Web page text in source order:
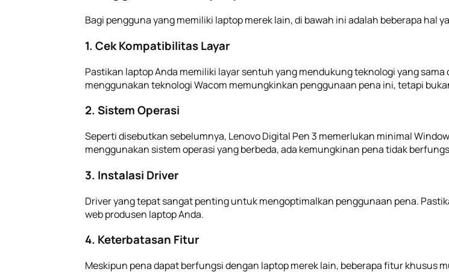
Bagi pengguna yang memiliki laptop merek lain, di bawah ini adalah beberapa hal
1. Cek Kompatibilitas Layar
Pastikan laptop Anda memiliki layar sentuh yang mendukung teknologi yang sama
menggunakan teknologi Wacom memungkinkan penggunaan pena ini, tetapi
2. Sistem Operasi
Seperti disebutkan sebelumnya, Lenovo Digital Pen 3 memerlukan minimal
menggunakan sistem operasi yang berbeda, ada kemungkinan pena tidak
3. Instalasi Driver
Driver yang tepat sangat penting untuk mengoptimalkan penggunaan pena.
web produsen laptop Anda.
4. Keterbatasan Fitur
Meskipun pena dapat berfungsi dengan laptop merek lain, beberapa fitur khusus